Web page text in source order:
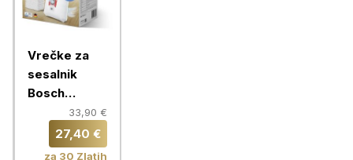
Vrečke za
sesalnik
Bosch
BBZ16GALL,
16 kom
33,90 €
27,40 €
za 30 Zlatih